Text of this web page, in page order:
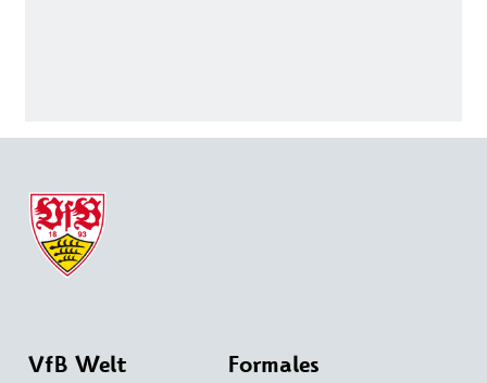
VfB Welt Formales